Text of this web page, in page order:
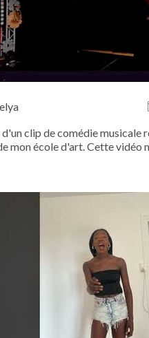
clip de comédie musicale
mon école d'art. Cette vidéo